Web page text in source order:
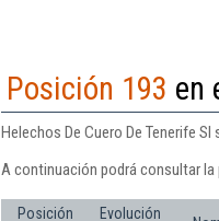
Posición 193 en
Helechos De Cuero De Tenerife
A continuación podrá consultar la
Posición Evolución